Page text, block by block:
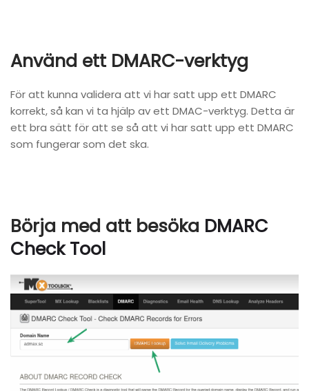
Använd ett DMARC-verktyg
För att kunna validera att vi har satt upp ett DMARC
korrekt, så kan vi ta hjälp av ett DMAC-verktyg. Detta är
ett bra sätt för att se så att vi har satt upp ett DMARC
som fungerar som det ska.
Börja med att besöka DMARC
Check Tool